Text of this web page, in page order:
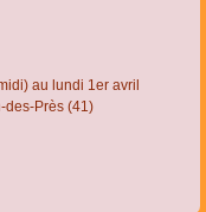
au lundi 1er avril
des-Près (41)